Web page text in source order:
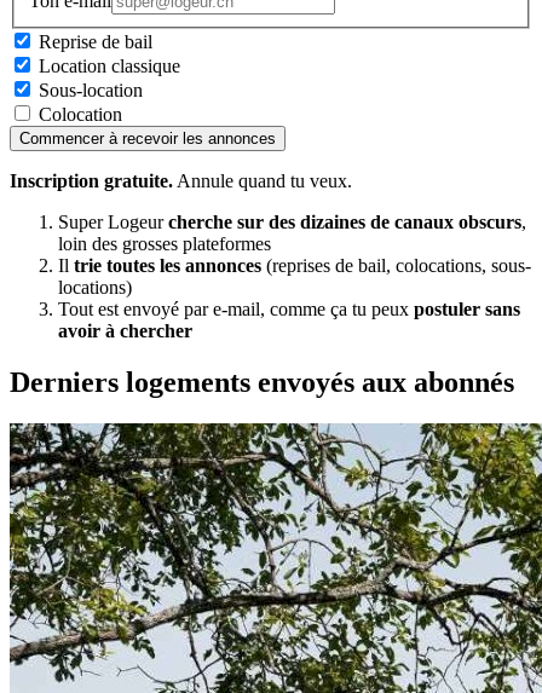
Reprise de bail
Location classique
Sous-location
Colocation
Commencer à recevoir les annonces
Inscription gratuite. Annule quand tu veux.
Super Logeurcherche sur des dizaines de canaux obscurs,
loin des grosses plateformes
Il trie toutes les annonces (reprises de bail, colocations, sous-
locations)
Tout est envoyé par e-mail, comme ça tu peux postuler sans
avoir à chercher
Derniers logements envoyés aux abonnés